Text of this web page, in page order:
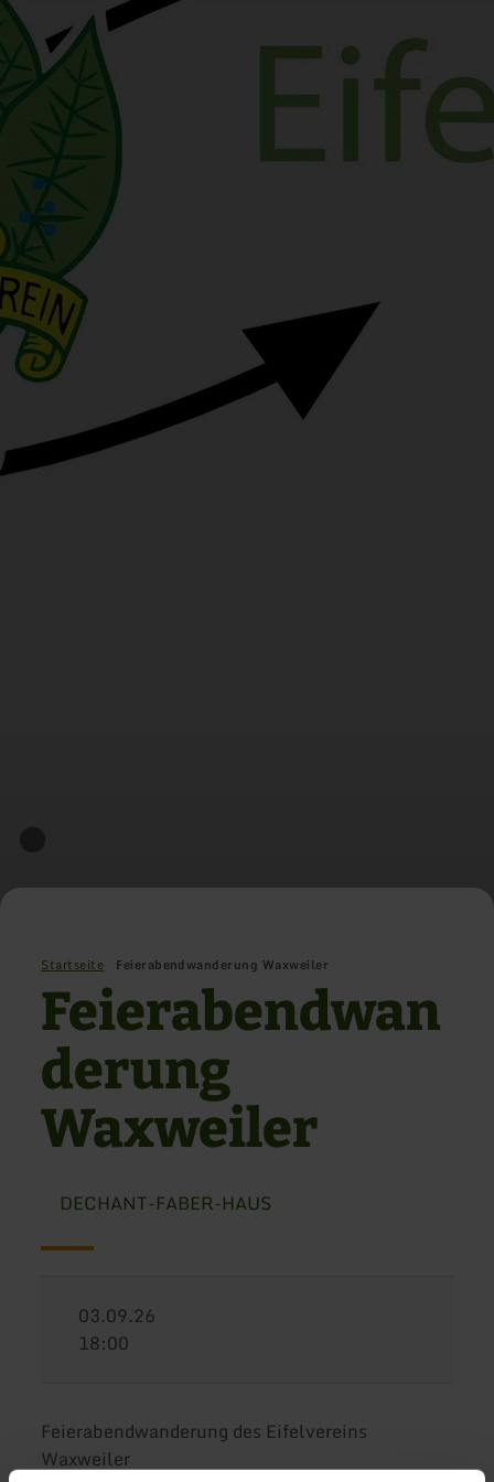
Startseite Feierabendwanderung Waxweiler
Feierabendwan
derung
Waxweiler
DECHANT-FABER-HAUS
03.09.26
18:00
Feierabendwanderung des Eifelvereins
Waxweiler